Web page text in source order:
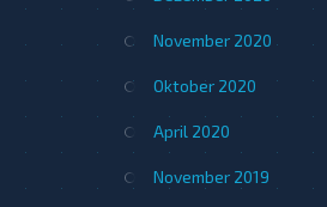
November 2020
Oktober 2020
April 2020
November 2019